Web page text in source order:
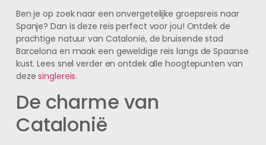
Ben je op zoek naar een onvergetelijke groepsreis naar
Spanje? Dan is deze reis perfect voor jou! Ontdek de
prachtige natuur van Catalonië, de bruisende stad
Barcelona en maak een geweldige reis langs de Spaanse
kust. Lees snel verder en ontdek alle hoogtepunten van
dezesinglereis.
De charme van
Catalonië